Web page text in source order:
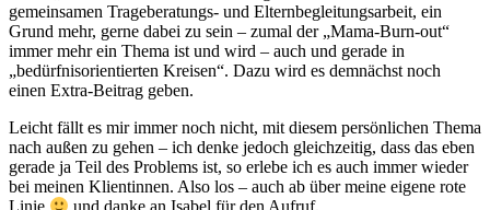
gemeinsamen Trageberatungs- und Elternbegleitungsarbeit, ein
Grund mehr, gerne dabei zu sein – zumal der „Mama-Burn-out“
immer mehr ein Thema ist und wird – auch und gerade in
„bedürfnisorientierten Kreisen“. Dazu wird es demnächst noch
einen Extra-Beitrag geben.
Leicht fällt es mir immer noch nicht, mit diesem persönlichen Thema
nach außen zu gehen – ich denke jedoch gleichzeitig, dass das eben
gerade ja Teil des Problems ist, so erlebe ich es auch immer wieder
bei meinen Klientinnen. Also los – auch ab über meine eigene rote